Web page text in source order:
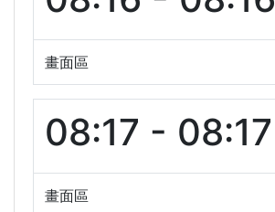
畫面區
08:17 - 08:17
畫面區